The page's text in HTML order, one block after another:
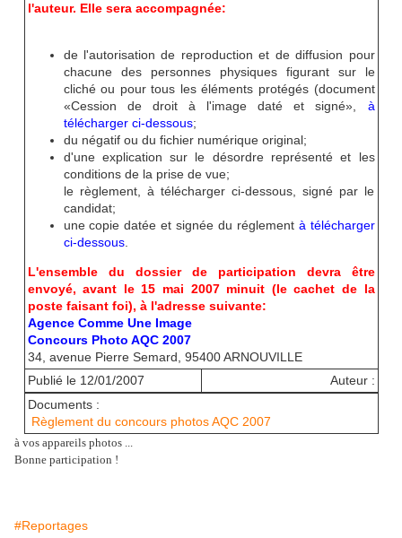
l'auteur. Elle sera accompagnée:
de l'autorisation de reproduction et de diffusion pour
chacune des personnes physiques figurant sur le
cliché ou pour tous les éléments protégés (document
«Cession de droit à l'image daté et signé», à
télécharger ci-dessous;
du négatif ou du fichier numérique original;
d'une explication sur le désordre représenté et les
conditions de la prise de vue;
le règlement, à télécharger ci-dessous, signé par le
candidat;
une copie datée et signée du réglement à télécharger
ci-dessous.
L'ensemble du dossier de participation devra être
envoyé, avant le 15 mai 2007 minuit (le cachet de la
poste faisant foi), à l'adresse suivante:
Agence Comme Une Image
Concours Photo AQC 2007
34, avenue Pierre Semard, 95400 ARNOUVILLE
Publié le 12/01/2007
Auteur :
Documents :
Règlement du concours photos AQC 2007
à vos appareils photos ...
Bonne participation !
#Reportages